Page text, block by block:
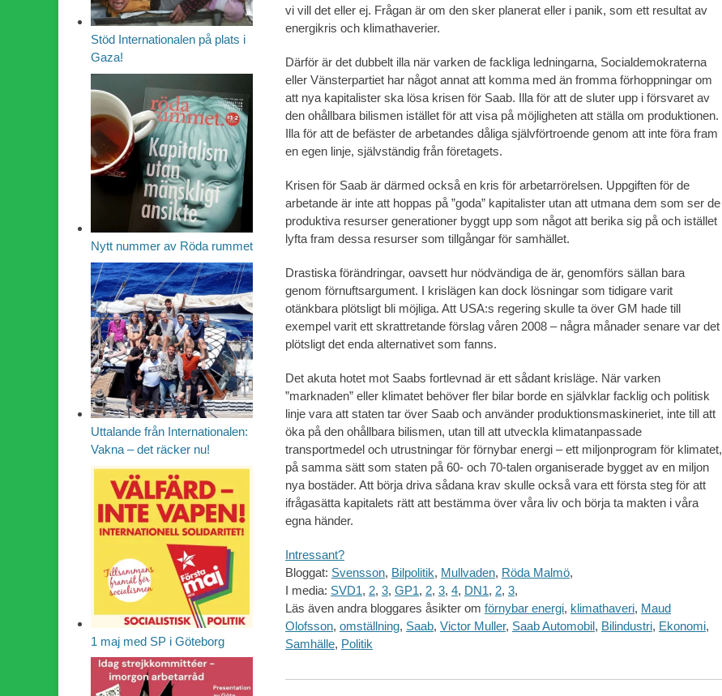
vi vill det eller ej. Frågan är om den sker planerat eller i panik, som ett resultat av
energikris och klimathaverier.
Därför är det dubbelt illa när varken de fackliga ledningarna, Socialdemokraterna
eller Vänsterpartiet har något annat att komma med än fromma förhoppningar om
att nya kapitalister ska lösa krisen för Saab. Illa för att de sluter upp i försvaret av
den ohållbara bilismen istället för att visa på möjligheten att ställa om produktionen.
Illa för att de befäster de arbetandes dåliga självförtroende genom att inte föra fram
en egen linje, självständig från företagets.
Krisen för Saab är därmed också en kris för arbetarrörelsen. Uppgiften för de
arbetande är inte att hoppas på ”goda” kapitalister utan att utmana dem som ser de
produktiva resurser generationer byggt upp som något att berika sig på och istället
lyfta fram dessa resurser som tillgångar för samhället.
Drastiska förändringar, oavsett hur nödvändiga de är, genomförs sällan bara
genom förnuftsargument. I krislägen kan dock lösningar som tidigare varit
otänkbara plötsligt bli möjliga. Att USA:s regering skulle ta över GM hade till
exempel varit ett skrattretande förslag våren 2008 – några månader senare var det
plötsligt det enda alternativet som fanns.
Det akuta hotet mot Saabs fortlevnad är ett sådant krisläge. När varken
”marknaden” eller klimatet behöver fler bilar borde en självklar facklig och politisk
linje vara att staten tar över Saab och använder produktionsmaskineriet, inte till att
öka på den ohållbara bilismen, utan till att utveckla klimatanpassade
transportmedel och utrustningar för förnybar energi – ett miljonprogram för klimatet,
på samma sätt som staten på 60- och 70-talen organiserade bygget av en miljon
nya bostäder. Att börja driva sådana krav skulle också vara ett första steg för att
ifrågasätta kapitalets rätt att bestämma över våra liv och börja ta makten i våra
egna händer.
Intressant?
Bloggat: Svensson, Bilpolitik, Mullvaden, Röda Malmö,
I media: SVD1, 2, 3, GP1, 2, 3, 4, DN1, 2, 3,
Läs även andra bloggares åsikter om förnybar energi, klimathaveri, Maud
Olofsson, omställning, Saab, Victor Muller, Saab Automobil, Bilindustri, Ekonomi,
Samhälle, Politik
Stöd Internationalen på plats i
Gaza!
Nytt nummer av Röda rummet
Uttalande från Internationalen:
Vakna – det räcker nu!
1 maj med SP i Göteborg